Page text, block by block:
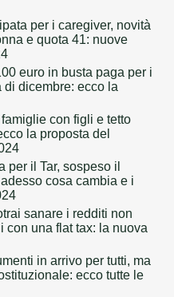
per i caregiver, novità
e quota 41: nuove
euro in busta paga per i
di dicembre: ecco la
con figli e tetto
la proposta del
per il Tar, sospeso il
cosa cambia e i
sanare i redditi non
una flat tax: la nuova
in arrivo per tutti, ma
ecco tutte le